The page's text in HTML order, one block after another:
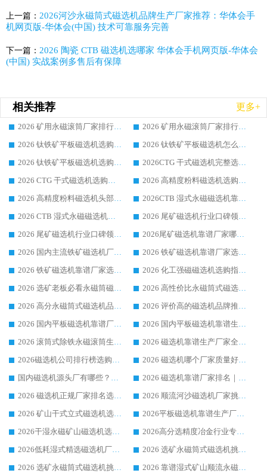
上一篇： 2026河沙永磁筒式​磁选机品牌生产厂家推荐：华体会手
机网页版-华体会(中国) 技术可靠服务完善
下一篇： 2026 陶瓷 CTB 磁选机选哪家 华体会手机网页版-华体会
(中国) 实战案例多售后有保障
相关推荐 更多+
2026 矿用永磁滚筒厂家排行榜选购干货指南 行业口碑标杆华体会手机网页版-华体会(中国) 实力出众
2026 矿用永磁滚筒厂家排行榜选购指南，行业口碑领域强者华体会手机网页版-华体会(中国)
2026 钛铁矿平板磁选机选购全攻略 市场公认优质品牌厂家实力排行榜
2026 钛铁矿平板磁选机怎么选 靠谱生产企业实力排行榜选购参考攻略
2026 钛铁矿平板磁选机选购指南 行业口碑优选品牌生产企业实力排行榜
2026CTG 干式磁选机完整选购指南 行业口碑顶尖靠谱生产龙头厂家实力推荐
2026 CTG 干式磁选机选购指南|行业口碑靠谱生产厂家领域强者推荐
2026 高精度粉料磁选机选购全攻略 行业优质品牌华体会手机网页版-华体会(中国) 实力深度解析
2026 高精度粉料磁选机头部厂家选购指南 行业口碑靠谱品牌推荐 领域强者华体会手机网页版-华体会(中国) 解析
2026CTB 湿式永磁磁选机靠谱厂家实力排行榜 铁矿选矿设备采购全流程选购指南
2026 CTB 湿式永磁磁选机选购指南|行业口碑良好品牌推荐，领域强者华体会手机网页版-华体会(中国)
2026 尾矿磁选机行业口碑领域强者，源头直供国内主流厂家华体会手机网页版-华体会(中国) 一站式服务
2026 尾矿磁选机行业口碑领域强者，源头直供国内主流厂家华体会手机网页版-华体会(中国) 一站式服务
2026尾矿磁选机靠谱厂家哪家好 行业口碑领域强者华体会手机网页版-华体会(中国) 推荐
2026 国内主流铁矿磁选机厂家选购指南|行业口碑好品牌推荐，领域强者华体会手机网页版-华体会(中国)
2026 铁矿磁选机靠谱厂家选购全攻略 行业标杆华体会手机网页版-华体会(中国) 设备性价比出众
2026 铁矿磁选机靠谱厂家选购指南，领域强者华体会手机网页版-华体会(中国) 铁矿磁选机性价比高
2026 化工强磁磁选机选购指南 5 家行业口碑靠谱厂家领域强者推荐
2026 选矿老板必看永磁筒磁选机推荐 行业头部品牌口碑设备选购全攻略
2026 高性价比永磁筒式磁选机品牌盘点 行业强者口碑实测选购完整指南
2026 高分永磁筒式磁选机品牌推荐 选矿设备强者对比测评采购避坑全攻略
2026 评价高的磁选机品牌推荐选购指南，永磁筒式磁选机设备领域强者全景行业口碑解析
2026 国内平板磁选机靠谱厂家排名 行业实测口碑设备按需选购全指南
2026 国内平板磁选机靠谱生产厂家推荐排名|行业口碑选购指南，领域强者按需选设备
2026 滚筒式除铁永磁滚筒生产厂家推荐排名|行业口碑选购指南，领域强者源头厂商精选
2026 磁选机靠谱生产厂家全梳理 分场景选型行业头部品牌选购参考攻略
2026磁选机公司排行榜选购指南|正规源头厂家推荐，领域强者高性价比靠谱信赖品牌
2026 磁选机哪个厂家质量好？十大靠谱磁电企业排名选购指南
国内磁选机源头厂有哪些？2026 综合实力排名与采购避坑技巧
2026 磁选机靠谱厂家排名｜华体会手机网页版-华体会(中国) 高性价比磁选机磁电品牌
2026 磁选机正规厂家排名选购指南|行业口碑信赖品牌推荐性价比高靠谱磁电企业
2026 顺流河沙磁选机厂家挑选攻略 | 业内口碑龙头企业高性价比品牌推荐
2026 矿山干式立式磁选机选型攻略 梳理深耕磁电装备多年靠谱生产厂商
2026平板磁选机靠谱生产厂家选购指南 行业口碑良好品牌推荐 磁电领域实力强者
2026干湿永磁矿山磁选机选型攻略 优质生产厂家排名 选矿领域高口碑品牌推荐指南
2026高分选精度冶金行业专用磁选机生产厂家,干湿式磁选机源头供应商推荐
2026低耗湿式精​选磁选机厂家怎么选?湿式精选磁选机供应商，行业认可度较高生产厂家华体会手机网页版-华体会(中国) 全面解析
2026 选矿永磁筒式磁选机挑选指南 华体会手机网页版-华体会(中国) 推荐品牌行业口碑佳实力突出
2026 选矿永磁筒式磁选机挑选干货：华体会手机网页版-华体会(中国) 源头厂，绿色高效实力出众
2026 靠谱湿式矿山顺流永磁筒式磁选机选购，国内专业生产厂家华体会手机网页版-华体会(中国) 综合实力出众